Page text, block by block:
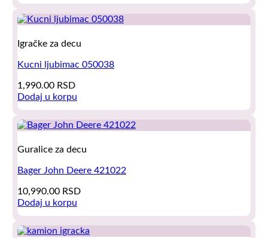
Igračke za decu
Kucni ljubimac 050038
1,990.00 RSD
Dodaj u korpu
Guralice za decu
Bager John Deere 421022
10,990.00 RSD
Dodaj u korpu